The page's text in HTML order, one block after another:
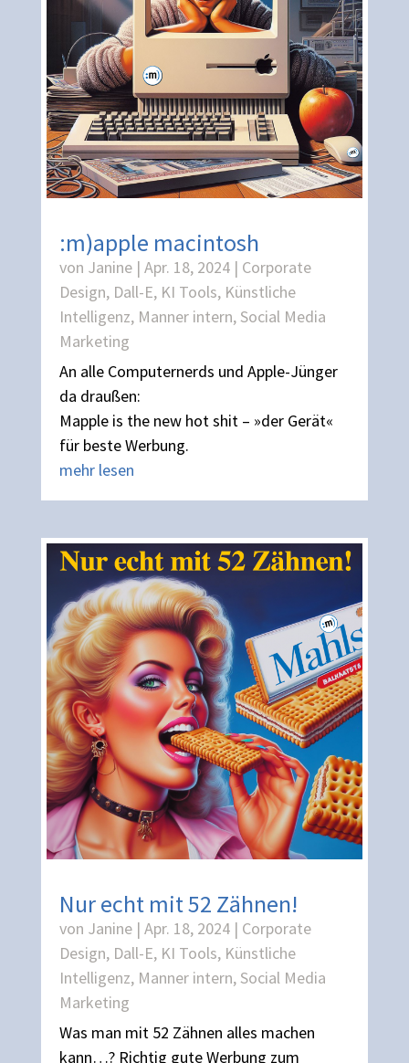
:m)apple macintosh
von Janine| Apr. 18, 2024| Corporate
Design, Dall-E, KI Tools, Künstliche
Intelligenz, Manner intern, Social Media
Marketing
An alle Computernerds und Apple-Jünger
da draußen:
Mapple is the new hot shit – »der Gerät«
für beste Werbung.
mehr lesen
Nur echt mit 52 Zähnen!
von Janine| Apr. 18, 2024| Corporate
Design, Dall-E, KI Tools, Künstliche
Intelligenz, Manner intern,Social Media
Marketing
Was man mit 52 Zähnen alles machen
kann…? Richtig gute Werbung zum